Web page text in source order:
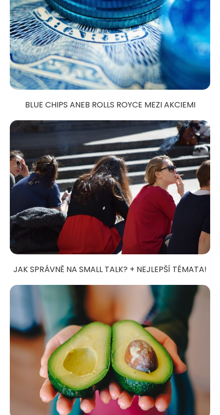
BLUE CHIPS ANEB ROLLS ROYCE MEZI AKCIEMI
JAK SPRÁVNĚ NA SMALL TALK? + NEJLEPŠÍ TÉMATA!